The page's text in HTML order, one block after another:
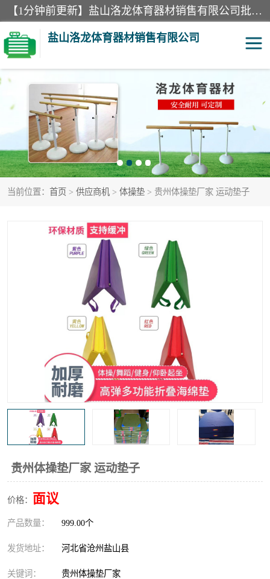
【1分钟前更新】盐山洛龙体育器材销售有限公司批量供应：300米障碍器材、400米障碍器材、部队训练器材、双杠、体操垫、舞蹈把杆等产品。盐山洛龙体育器材销售有限公司经过多年的发展，集研发，生产，销售，售后服务为一体. 奉行“质量，信誉，服务”的宗旨，以开拓创新的精神和真诚守信的态度积极进取。
盐山洛龙体育器材销售有限公司
当前位置： 首页 > 供应商机 > 体操垫 > 贵州体操垫厂家 运动垫子
贵州体操垫厂家 运动垫子
价格： 面议
产品数量： 999.00个
发货地址： 河北省沧州盐山县
关键词： 贵州体操垫厂家
单双杠 舞蹈把杆
400米障碍器材 体操垫
300米障碍器材 攀爬架
塑胶跑道 400米障碍器材1
警犬训练器材